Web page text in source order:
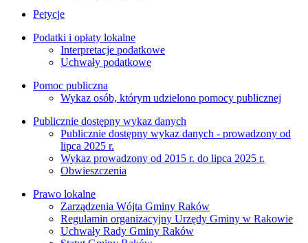
Petycje
Podatki i opłaty lokalne
Interpretacje podatkowe
Uchwały podatkowe
Pomoc publiczna
Wykaz osób, którym udzielono pomocy publicznej
Publicznie dostępny wykaz danych
Publicznie dostępny wykaz danych - prowadzony od
lipca 2025 r.
Wykaz prowadzony od 2015 r. do lipca 2025 r.
Obwieszczenia
Prawo lokalne
Zarządzenia Wójta Gminy Raków
Regulamin organizacyjny Urzędy Gminy w Rakowie
Uchwały Rady Gminy Raków